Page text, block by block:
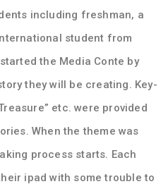
including freshman, a
student from
the Media Conte by
they will be creating. Key-
etc. were provided
When the theme was
process starts. Each
ipad with some trouble to